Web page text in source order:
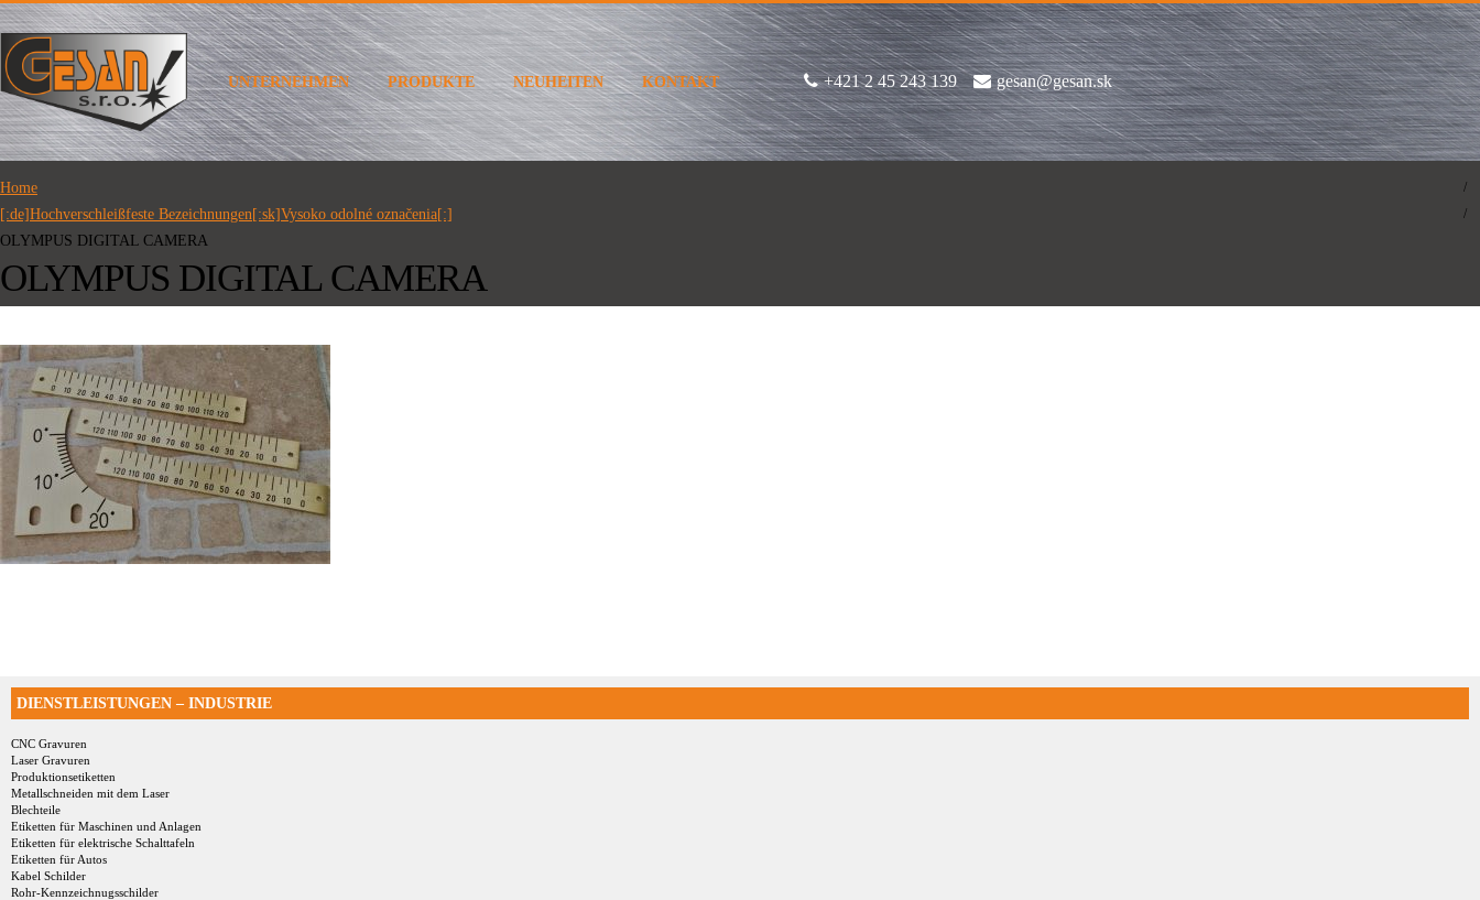
UNTERNEHMEN PRODUKTE NEUHEITEN KONTAKT +421 2 45 243 139 gesan@gesan.sk
Home
[:de]Hochverschleißfeste Bezeichnungen[:sk]Vysoko odolné označenia[:]
OLYMPUS DIGITAL CAMERA
OLYMPUS DIGITAL CAMERA
DIENSTLEISTUNGEN – INDUSTRIE
CNC Gravuren
Laser Gravuren
Produktionsetiketten
Metallschneiden mit dem Laser
Blechteile
Etiketten für Maschinen und Anlagen
Etiketten für elektrische Schalttafeln
Etiketten für Autos
Kabel Schilder
Rohr-Kennzeichnugsschilder